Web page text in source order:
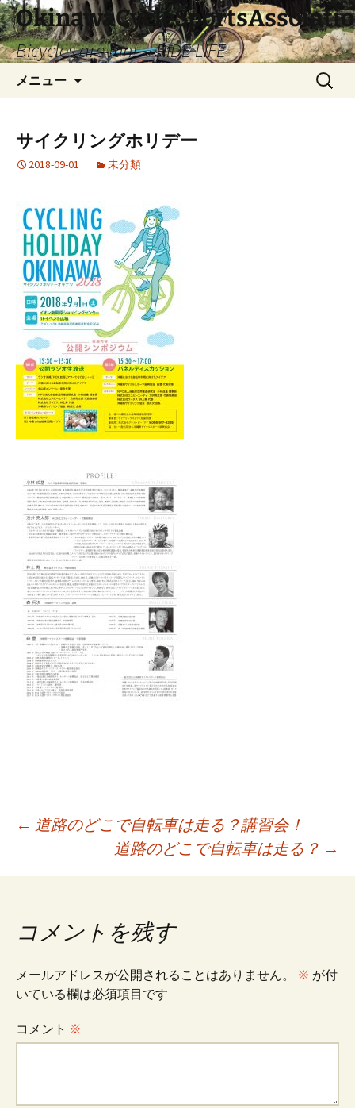
コ
ン
テ
ン
Bicycles are fun! RIDE LIFE
メニュー
検
索:
サイクリングホリデー
2018-09-01 未分類
投
稿
ナ
ビ
ゲ
← 道路のどこで自転車は走る？講習会！
道路のどこで自転車は走る？ →
コメントを残す
メールアドレスが公開されることはありません。 ※ が付
いている欄は必須項目です
コメント ※